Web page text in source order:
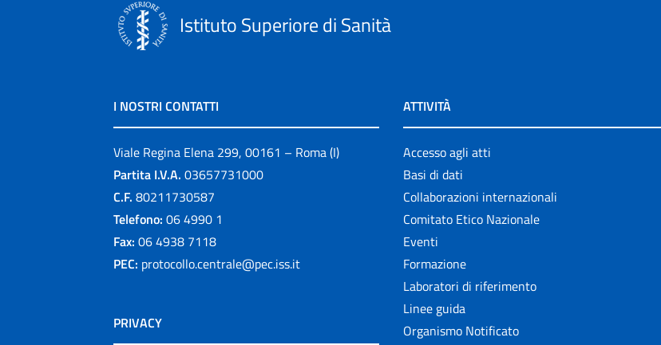
Istituto Superiore di Sanità
I NOSTRI CONTATTI
Viale Regina Elena 299, 00161 – Roma (I)
Partita I.V.A. 03657731000
C.F. 80211730587
Telefono: 06 4990 1
Fax: 06 4938 7118
PEC: protocollo.centrale@pec.iss.it
PRIVACY
ATTIVITÀ
Accesso agli atti
Basi di dati
Collaborazioni internazionali
Comitato Etico Nazionale
Eventi
Formazione
Laboratori di riferimento
Linee guida
Organismo Notificato